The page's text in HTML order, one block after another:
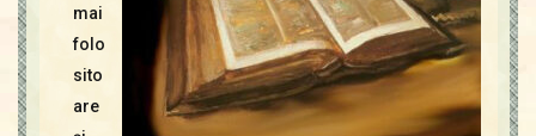
mai
folo
sito
are